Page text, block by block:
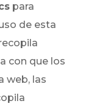
para
de esta
con que los
web, las